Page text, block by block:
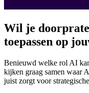
Wil je
toepassen op
Benieuwd welke rol AI
kijken graag samen waar
juist zorgt voor